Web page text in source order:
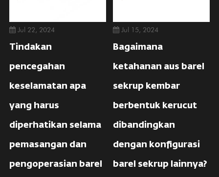
Jul 22, 2024
Tindakan
pencegahan
keselamatan apa
yang harus
diperhatikan selama
pemasangan dan
pengoperasian barel
Jul 15, 2024
Bagaimana
ketahanan aus barel
sekrup kembar
berbentuk kerucut
dibandingkan
dengan konfigurasi
barel sekrup lainnya?